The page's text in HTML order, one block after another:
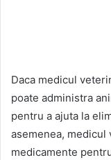
Daca medicul
poate administra
pentru a ajuta la
asemenea,
medicamente